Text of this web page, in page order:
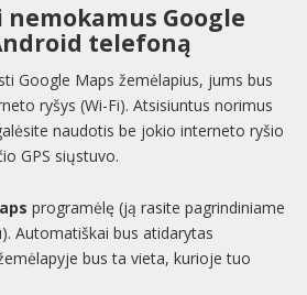
Google
telefoną
Google Maps žemėlapius, jums bus
ryšys (Wi-Fi). Atsisiuntus norimus
naudotis be jokio interneto ryšio
GPS siųstuvo.
programėlę (ją rasite pagrindiniame
Automatiškai bus atidarytas
bus ta vieta, kurioje tuo